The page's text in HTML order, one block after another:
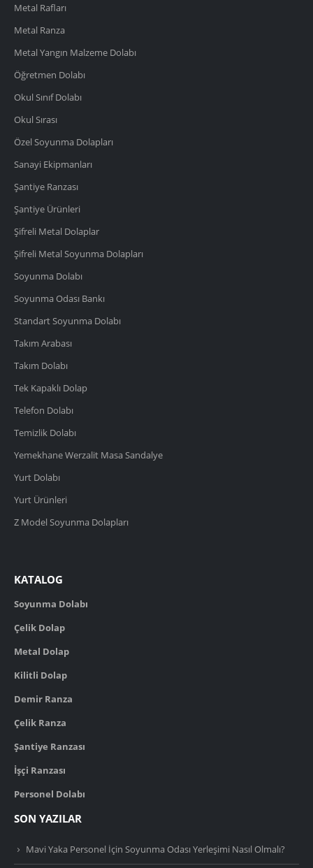
Metal Rafları
Metal Ranza
Metal Yangın Malzeme Dolabı
Öğretmen Dolabı
Okul Sınıf Dolabı
Okul Sırası
Özel Soyunma Dolapları
Sanayi Ekipmanları
Şantiye Ranzası
Şantiye Ürünleri
Şifreli Metal Dolaplar
Şifreli Metal Soyunma Dolapları
Soyunma Dolabı
Soyunma Odası Bankı
Standart Soyunma Dolabı
Takım Arabası
Takım Dolabı
Tek Kapaklı Dolap
Telefon Dolabı
Temizlik Dolabı
Yemekhane Werzalit Masa Sandalye
Yurt Dolabı
Yurt Ürünleri
Z Model Soyunma Dolapları
KATALOG
Soyunma Dolabı
Çelik Dolap
Metal Dolap
Kilitli Dolap
Demir Ranza
Çelik Ranza
Şantiye Ranzası
İşçi Ranzası
Personel Dolabı
SON YAZILAR
Mavi Yaka Personel İçin Soyunma Odası Yerleşimi Nasıl Olmalı?